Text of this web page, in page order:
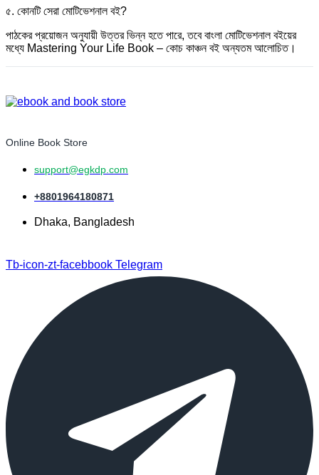
৫. কোনটি সেরা মোটিভেশনাল বই?
পাঠকের প্রয়োজন অনুযায়ী উত্তর ভিন্ন হতে পারে, তবে বাংলা মোটিভেশনাল বইয়ের
মধ্যে Mastering Your Life Book – কোচ কাঞ্চন বই অন্যতম আলোচিত।
Online Book Store
support@egkdp.com
+8801964180871
Dhaka, Bangladesh
Tb-icon-zt-facebbook Telegram